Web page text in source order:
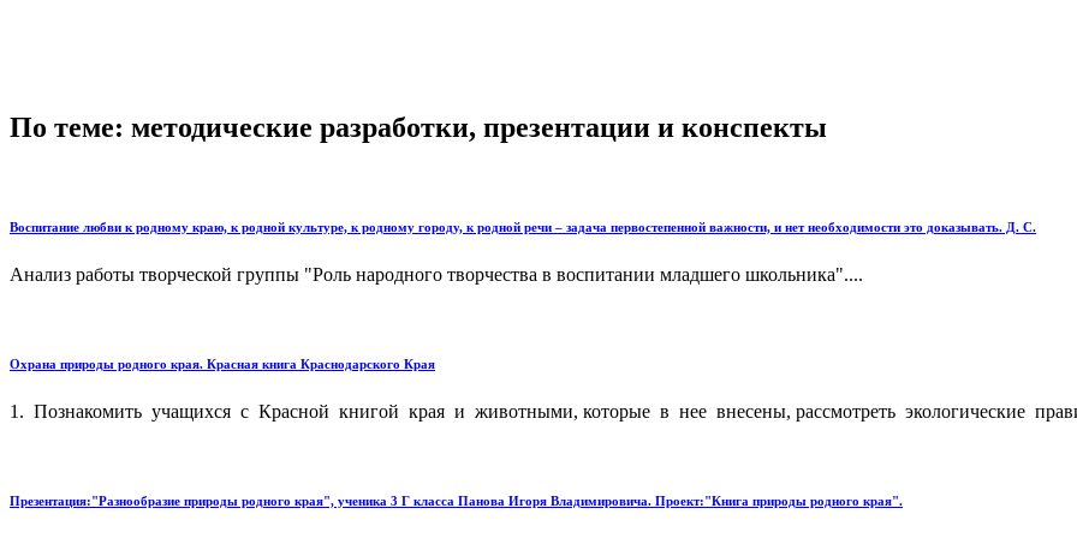
По теме: методические разработки, презентации и конспекты
Воспитание любви к родному краю, к родной культуре, к родному городу, к родной речи – задача первостепенной важности, и нет необходимости это доказывать. Д. С.
Анализ работы творческой группы "Роль народного творчества в воспитании младшего школьника"....
Охрана природы родного края. Красная книга Краснодарского Края
1. Познакомить учащихся с Красной книгой края и животными, которые в нее внесены, рассмотреть экологические
Презентация:"Разнообразие природы родного края", ученика 3 Г класса Панова Игоря Владимировича. Проект:"Книга природы родного края".